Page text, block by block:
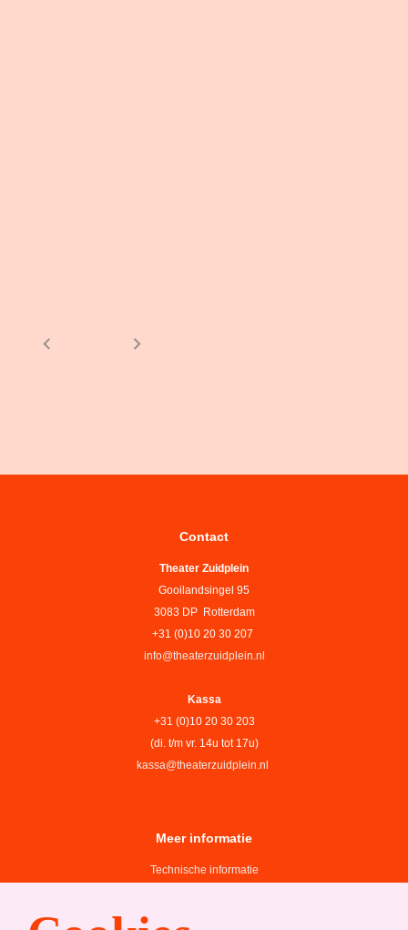
Contact
Theater Zuidplein
Gooilandsingel 95
3083 DP Rotterdam
+31 (0)10 20 30 207
info@theaterzuidplein.nl
Kassa
+31 (0)10 20 30 203
(di. t/m vr. 14u tot 17u)
kassa@theaterzuidplein.nl
Meer informatie
Technische informatie